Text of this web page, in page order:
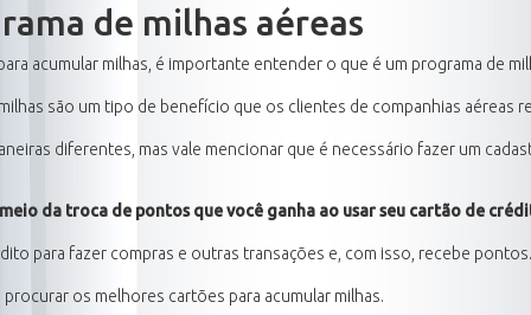
de milhas aéreas
acumular milhas, é importante entender o que é um programa de
são um tipo de benefício que os clientes de companhias aéreas
diferentes, mas vale mencionar que é necessário fazer um
da troca de pontos que você ganha ao usar seu cartão de
para fazer compras e outras transações e, com isso, recebe pontos.
os melhores cartões para acumular milhas.